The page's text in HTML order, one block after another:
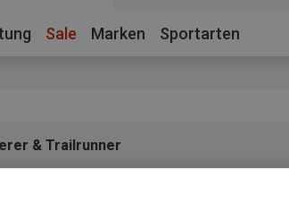
Sale Marken Sportarten
& Trailrunner
ist der Schuh fast ein No-Brainer“